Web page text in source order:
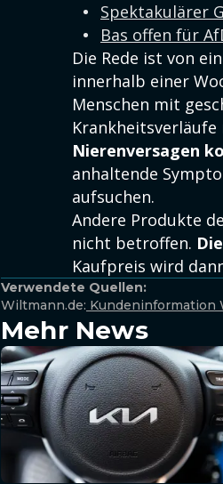
Spektakulärer
Bas offen für
Die Rede ist von
innerhalb einer
Menschen mit
Nierenversagen
anhaltende
aufsuchen.
Andere Produkte
nicht betroffen.
Kaufpreis wird
Verwendete Quellen:
Wiltmann.de: Kundeninformation
Mehr News